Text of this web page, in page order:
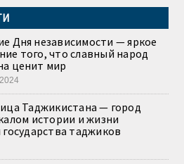
Дня независимости — яркое
того, что славный народ
ценит мир
Таджикистана — город
истории и жизни
таджиков